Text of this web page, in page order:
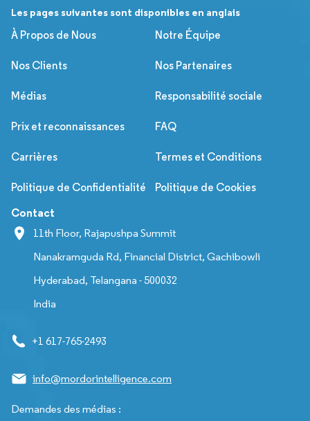
Les pages suivantes sont disponibles en anglais
À Propos de Nous
Notre Équipe
Nos Clients Nos Partenaires
Médias Responsabilité sociale
Prix et reconnaissances FAQ
Carrières Termes et Conditions
Politique de Confidentialité Politique de Cookies
Contact
11th Floor, Rajapushpa Summit
Nanakramguda Rd, Financial District, Gachibowli
Hyderabad, Telangana - 500032
India
+1 617-765-2493
info@mordorintelligence.com
Demandes des médias :